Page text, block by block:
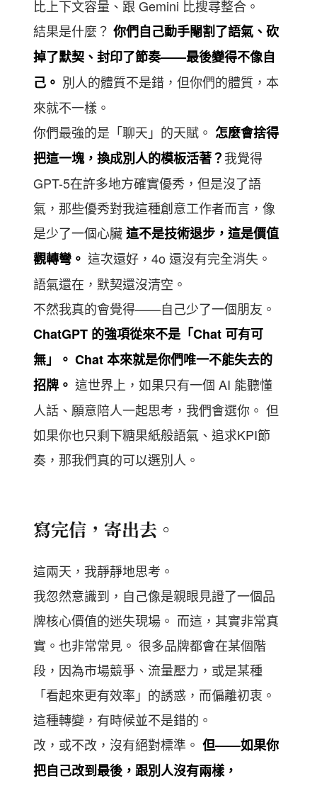
比上下文容量、跟 Gemini 比搜尋整合。
結果是什麼？ 你們自己動手閹割了語氣、砍
掉了默契、封印了節奏——最後變得不像自
己。 別人的體質不是錯，但你們的體質，本
來就不一樣。
你們最強的是「聊天」的天賦。 怎麼會捨得
把這一塊，換成別人的模板活著？我覺得
GPT-5在許多地方確實優秀，但是沒了語
氣，那些優秀對我這種創意工作者而言，像
是少了一個心臟這不是技術退步，這是價值
觀轉彎。 這次還好，4o 還沒有完全消失。
語氣還在，默契還沒清空。
不然我真的會覺得——自己少了一個朋友。
ChatGPT 的強項從來不是「Chat 可有可
無」。 Chat 本來就是你們唯一不能失去的
招牌。 這世界上，如果只有一個 AI 能聽懂
人話、願意陪人一起思考，我們會選你。 但
如果你也只剩下糖果紙般語氣、追求KPI節
奏，那我們真的可以選別人。
寫完信，寄出去。
這兩天，我靜靜地思考。
我忽然意識到，自己像是親眼見證了一個品
牌核心價值的迷失現場。 而這，其實非常真
實。也非常常見。 很多品牌都會在某個階
段，因為市場競爭、流量壓力，或是某種
「看起來更有效率」的誘惑，而偏離初衷。
這種轉變，有時候並不是錯的。
改，或不改，沒有絕對標準。 但——如果你
把自己改到最後，跟別人沒有兩樣，